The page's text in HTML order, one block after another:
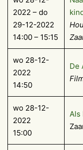
2022 – do
29-12-2022
14:00 – 15:15
wo 28-12-
2022
14:50
De
wo 28-12-
2022
15:00
Als